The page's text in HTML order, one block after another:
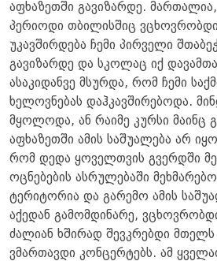
აფხაზეთში გავიზარდე.
პერიოდი თბილისშიც
უკავშირდება ჩემი პირველი
გავიზარდე და სკოლაც იქ
ასაკიდანვე მსურდა, რომ ჩემი
ხელოვნებას დაჰკავშირებოდა.
მყოლოდა, ან რაიმე კურსი მაინც
აფხაზეთში ამის საშუალება არ
რომ დედა ყოველთვის გვერდში
ოცნებების ასრულებაში
ტერიტორია და გარემო ამის
აქედან გამომდინარე,
ძალიან ხშირად შევკრებდი
ვმართავდი კონცერტებს. ამ